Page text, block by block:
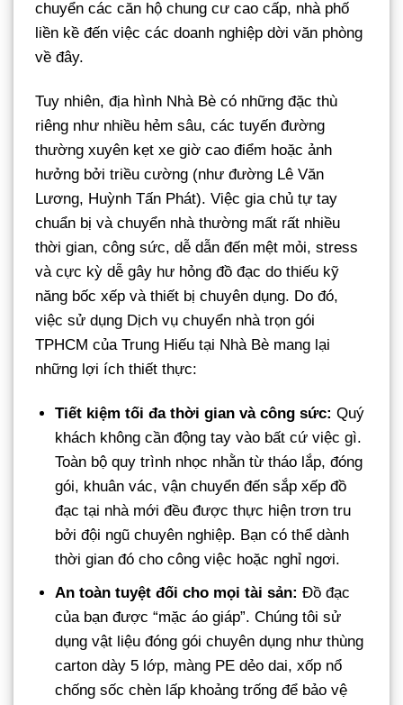
chuyển các căn hộ chung cư cao cấp, nhà phố
liền kề đến việc các doanh nghiệp dời văn phòng
về đây.
Tuy nhiên, địa hình Nhà Bè có những đặc thù
riêng như nhiều hẻm sâu, các tuyến đường
thường xuyên kẹt xe giờ cao điểm hoặc ảnh
hưởng bởi triều cường (như đường Lê Văn
Lương, Huỳnh Tấn Phát). Việc gia chủ tự tay
chuẩn bị và chuyển nhà thường mất rất nhiều
thời gian, công sức, dễ dẫn đến mệt mỏi, stress
và cực kỳ dễ gây hư hỏng đồ đạc do thiếu kỹ
năng bốc xếp và thiết bị chuyên dụng. Do đó,
việc sử dụng Dịch vụ chuyển nhà trọn gói
TPHCM của Trung Hiếu tại Nhà Bè mang lại
những lợi ích thiết thực:
Tiết kiệm tối đa thời gian và công sức: Quý
khách không cần động tay vào bất cứ việc gì.
Toàn bộ quy trình nhọc nhằn từ tháo lắp, đóng
gói, khuân vác, vận chuyển đến sắp xếp đồ
đạc tại nhà mới đều được thực hiện trơn tru
bởi đội ngũ chuyên nghiệp. Bạn có thể dành
thời gian đó cho công việc hoặc nghỉ ngơi.
An toàn tuyệt đối cho mọi tài sản: Đồ đạc
của bạn được “mặc áo giáp”. Chúng tôi sử
dụng vật liệu đóng gói chuyên dụng như thùng
carton dày 5 lớp, màng PE dẻo dai, xốp nổ
chống sốc chèn lấp khoảng trống để bảo vệ